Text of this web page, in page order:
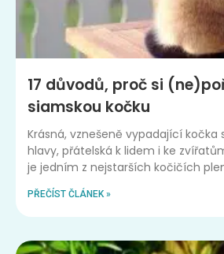
17 důvodů, proč si
siamskou kočku
Krásná, vznešeně vypadající
hlavy, přátelská k lidem i ke
je jedním z nejstarších kočičích
PŘEČÍST ČLÁNEK »